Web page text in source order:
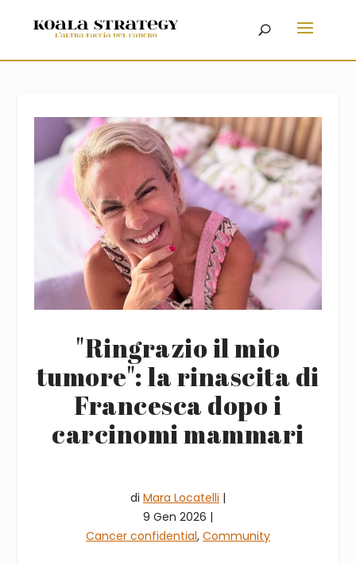
"Ringrazio il mio
tumore": la rinascita di
Francesca dopo i
carcinomi mammari
di Mara Locatelli |
9 Gen 2026 |
Cancer confidential, Community